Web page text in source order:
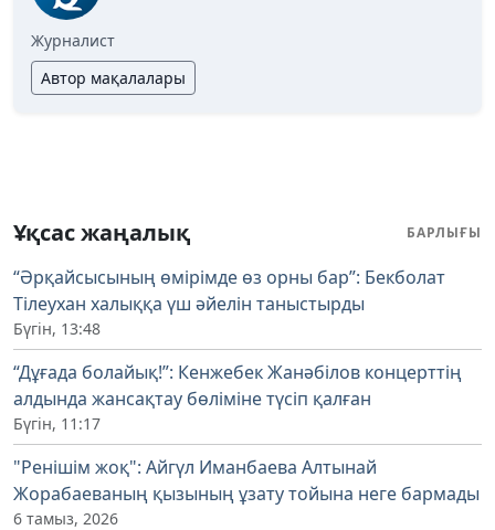
Журналист
Автор мақалалары
Ұқсас жаңалық БАРЛЫҒЫ
“Әрқайсысының өмірімде өз орны бар”: Бекболат
Тілеухан халыққа үш әйелін таныстырды
Бүгін, 13:48
“Дұғада болайық!”: Кенжебек Жанәбілов концерттің
алдында жансақтау бөліміне түсіп қалған
Бүгін, 11:17
"Ренішім жоқ": Айгүл Иманбаева Алтынай
Жорабаеваның қызының ұзату тойына неге бармады
6 тамыз, 2026